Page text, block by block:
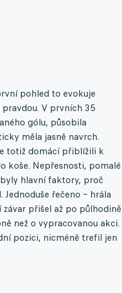
pohled to evokuje
V prvních 35
gólu, působila
měla jasně navrch.
totiž domácí přiblížili k
koše. Nepřesnosti, pomalé
hlavní faktory, proč
řečeno – hrála
přišel až po půlhodině
než o vypracovanou akci.
pozici, nicméně trefil jen